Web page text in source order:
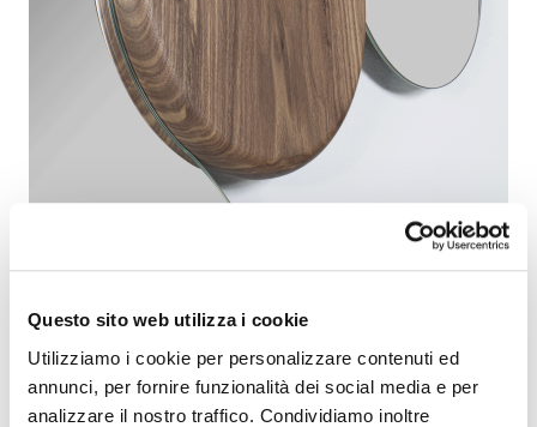
Questo sito web utilizza i cookie
Utilizziamo i cookie per personalizzare contenuti ed
annunci, per fornire funzionalità dei social media e per
analizzare il nostro traffico. Condividiamo inoltre